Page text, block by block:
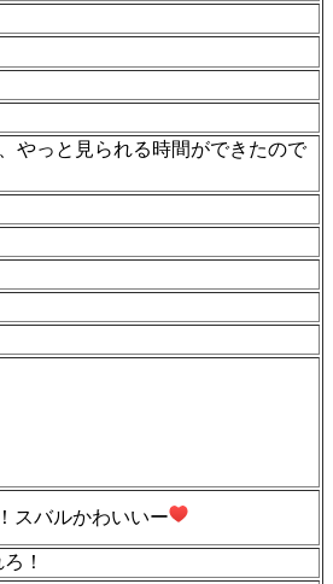
やっと見られる時間ができたので
スバルかわいいー
！